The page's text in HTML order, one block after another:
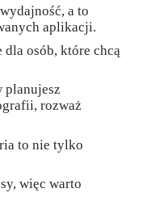
a to
aplikacji.
osób, które chcą
planujesz
rozważ
to nie tylko
więc warto